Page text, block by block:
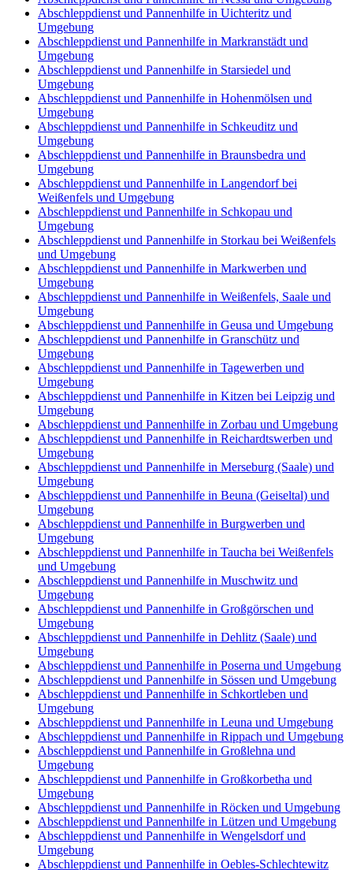
Abschleppdienst und Pannenhilfe in Uichteritz und
Umgebung
Abschleppdienst und Pannenhilfe in Markranstädt und
Umgebung
Abschleppdienst und Pannenhilfe in Starsiedel und
Umgebung
Abschleppdienst und Pannenhilfe in Hohenmölsen und
Umgebung
Abschleppdienst und Pannenhilfe in Schkeuditz und
Umgebung
Abschleppdienst und Pannenhilfe in Braunsbedra und
Umgebung
Abschleppdienst und Pannenhilfe in Langendorf bei
Weißenfels und Umgebung
Abschleppdienst und Pannenhilfe in Schkopau und
Umgebung
Abschleppdienst und Pannenhilfe in Storkau bei Weißenfels
und Umgebung
Abschleppdienst und Pannenhilfe in Markwerben und
Umgebung
Abschleppdienst und Pannenhilfe in Weißenfels, Saale und
Umgebung
Abschleppdienst und Pannenhilfe in Geusa und Umgebung
Abschleppdienst und Pannenhilfe in Granschütz und
Umgebung
Abschleppdienst und Pannenhilfe in Tagewerben und
Umgebung
Abschleppdienst und Pannenhilfe in Kitzen bei Leipzig und
Umgebung
Abschleppdienst und Pannenhilfe in Zorbau und Umgebung
Abschleppdienst und Pannenhilfe in Reichardtswerben und
Umgebung
Abschleppdienst und Pannenhilfe in Merseburg (Saale) und
Umgebung
Abschleppdienst und Pannenhilfe in Beuna (Geiseltal) und
Umgebung
Abschleppdienst und Pannenhilfe in Burgwerben und
Umgebung
Abschleppdienst und Pannenhilfe in Taucha bei Weißenfels
und Umgebung
Abschleppdienst und Pannenhilfe in Muschwitz und
Umgebung
Abschleppdienst und Pannenhilfe in Großgörschen und
Umgebung
Abschleppdienst und Pannenhilfe in Dehlitz (Saale) und
Umgebung
Abschleppdienst und Pannenhilfe in Poserna und Umgebung
Abschleppdienst und Pannenhilfe in Sössen und Umgebung
Abschleppdienst und Pannenhilfe in Schkortleben und
Umgebung
Abschleppdienst und Pannenhilfe in Leuna und Umgebung
Abschleppdienst und Pannenhilfe in Rippach und Umgebung
Abschleppdienst und Pannenhilfe in Großlehna und
Umgebung
Abschleppdienst und Pannenhilfe in Großkorbetha und
Umgebung
Abschleppdienst und Pannenhilfe in Röcken und Umgebung
Abschleppdienst und Pannenhilfe in Lützen und Umgebung
Abschleppdienst und Pannenhilfe in Wengelsdorf und
Umgebung
Abschleppdienst und Pannenhilfe in Oebles-Schlechtewitz